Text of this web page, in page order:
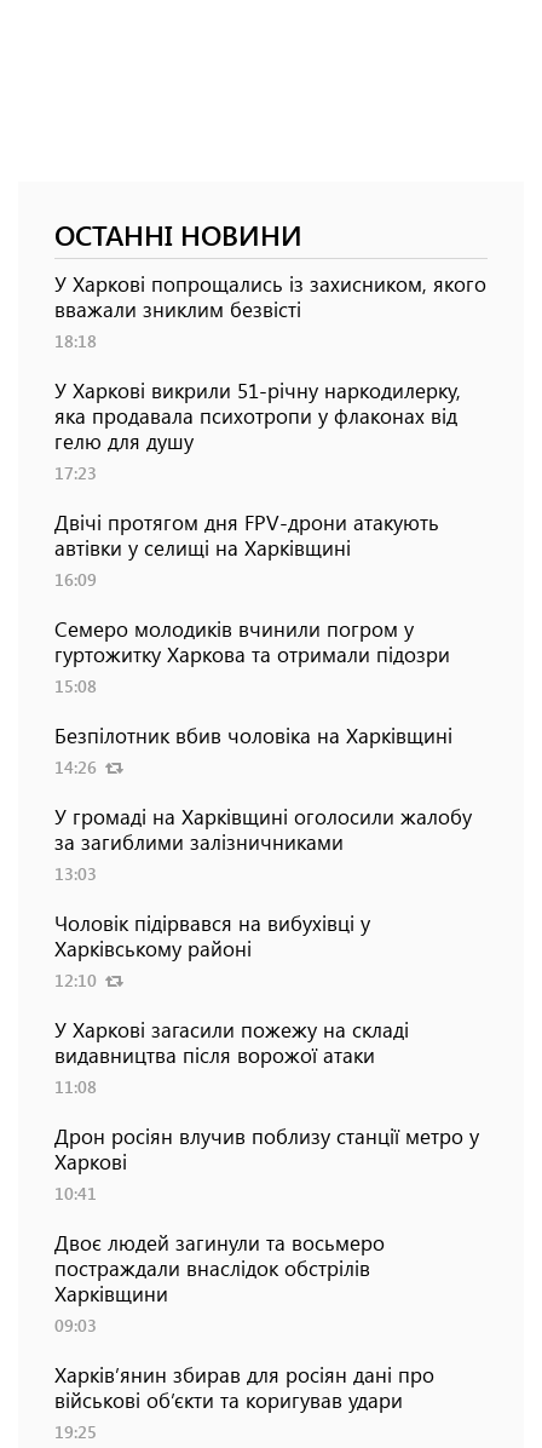
ОСТАННІ НОВИНИ
У Харкові попрощались із захисником, якого
вважали зниклим безвісті
18:18
У Харкові викрили 51-річну наркодилерку,
яка продавала психотропи у флаконах від
гелю для душу
17:23
Двічі протягом дня FPV-дрони атакують
автівки у селищі на Харківщині
16:09
Семеро молодиків вчинили погром у
гуртожитку Харкова та отримали підозри
15:08
Безпілотник вбив чоловіка на Харківщині
14:26
У громаді на Харківщині оголосили жалобу
за загиблими залізничниками
13:03
Чоловік підірвався на вибухівці у
Харківському районі
12:10
У Харкові загасили пожежу на складі
видавництва після ворожої атаки
11:08
Дрон росіян влучив поблизу станції метро у
Харкові
10:41
Двоє людей загинули та восьмеро
постраждали внаслідок обстрілів
Харківщини
09:03
Харків’янин збирав для росіян дані про
військові об’єкти та коригував удари
19:25